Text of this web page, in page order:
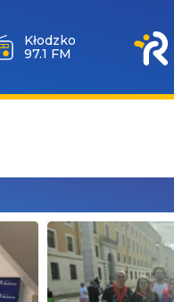
Kłodzko
97.1 FM